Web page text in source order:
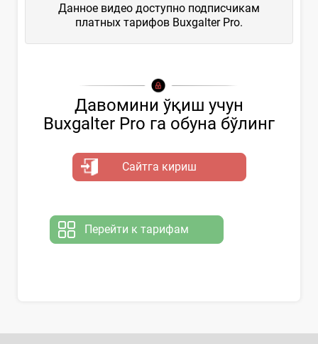
Данное видео доступно подписчикам
платных тарифов Buxgalter Pro.
Давомини ўқиш учун
Buxgalter Pro га обуна бўлинг
Сайтга кириш
Перейти к тарифам